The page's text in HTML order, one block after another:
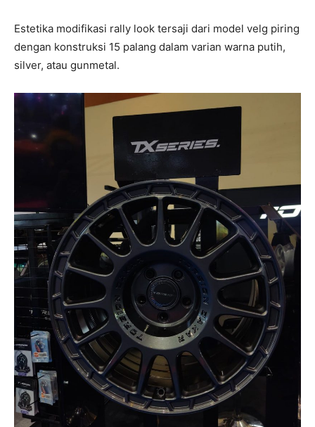
Estetika modifikasi rally look tersaji dari model velg piring
dengan konstruksi 15 palang dalam varian warna putih,
silver, atau gunmetal.